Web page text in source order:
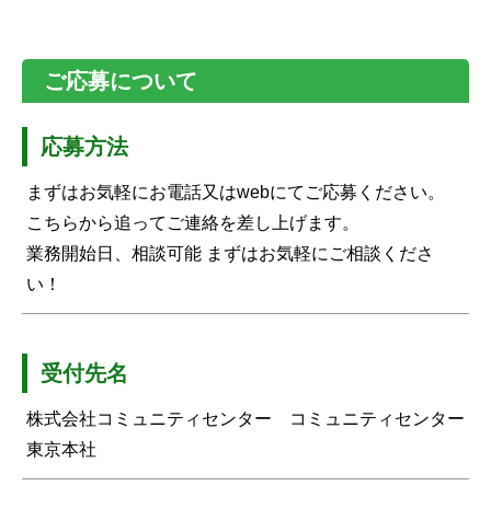
ご応募について
応募方法
まずはお気軽にお電話又はwebにてご応募ください。
こちらから追ってご連絡を差し上げます。
業務開始日、相談可能 まずはお気軽にご相談くださ
い！
受付先名
株式会社コミュニティセンター コミュニティセンター
東京本社